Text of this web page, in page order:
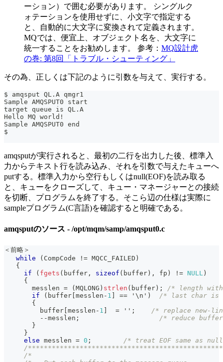
ーション）で囲む必要があります。 シングルク
ォテーションを使用せずに、小文字で指定する
と、自動的に大文字に変換されて定義されます。
MQでは、便宜上、オブジェクト名を、大文字に
統一することをお勧めします。 参考： MQ設計虎
の巻: 第8回「トラブル・シューティング」
その為、正しくは下記のように引数を与えて、実行する。
$ amqsput QL.A qmgr1
Sample AMQSPUT0 start
target queue is QL.A
Hello MQ world!
Sample AMQSPUT0 end
$
amqsputが実行されると、最初の二行を出力した後、標準入
力からテキスト行を読み込み、それを引数で与えたキューへ
putする。標準入力から空行もしくはnull(EOF)を読み取る
と、キューをクローズして、キュー・マネージャーとの接続
を切断、プログラムを終了する。そこら辺の仕様は実際に
sampleプログラム(C言語)を確認すると明確である。
amqsputのソース - /opt/mqm/samp/amqsput0.c
＜前略＞
while
( CompCode != MQCC_FAILED )
{
if
( fgets ( buffer , sizeof ( buffer) , fp ) != NULL )
{
       messlen
= (MQLONG ) strlen ( buffer) ;
/* length
if
( buffer [messlen - 1 ] == '\n' )
/* last char is
{
         buffer
[messlen - 1 ] = '' ;
/* replace new-
--messlen ;
/* reduce
}
}
else messlen = 0 ;
/* treat EOF same as
/
/*